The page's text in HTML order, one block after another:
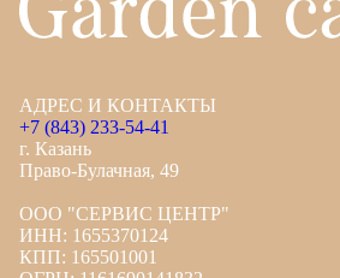
АДРЕС И КОНТАКТЫ
+7 (843) 233-54-41
г. Казань
Право-Булачная, 49
ООО "СЕРВИС ЦЕНТР"
ИНН: 1655370124
КПП: 165501001